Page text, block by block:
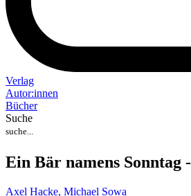
Verlag
Autor:innen
Bücher
Suche
Ein Bär namens Sonntag
Axel Hacke, Michael Sowa